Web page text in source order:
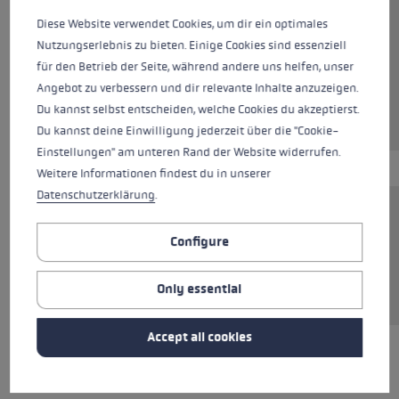
Colours black
Smart Tip replacement pad for poles with
Smart Tip 2.0. Not compatible with Smart Tip
1.0. Quick and easy replacing without the use
Diese Website verwendet Cookies, um dir ein optimales
Nutzungserlebnis zu bieten. Einige Cookies sind essenziell
für den Betrieb der Seite, während andere uns helfen, unser
Angebot zu verbessern und dir relevante Inhalte anzuzeigen.
Du kannst selbst entscheiden, welche Cookies du akzeptierst.
Du kannst deine Einwilligung jederzeit über die "Cookie-
Einstellungen" am unteren Rand der Website widerrufen.
Weitere Informationen findest du in unserer
Datenschutzerklärung.
Configure
Only essential
Accept all cookies